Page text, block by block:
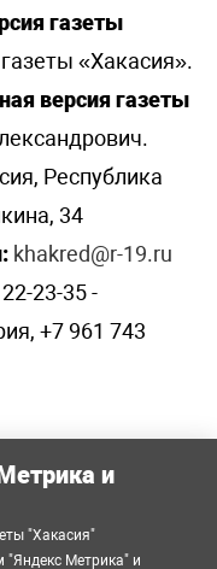
газеты
«Хакасия».
версия газеты
Республика
34
khakred@r-19.ru
23-35 -
+7 961 743
и
"Хакасия"
"Яндекс Метрика" и